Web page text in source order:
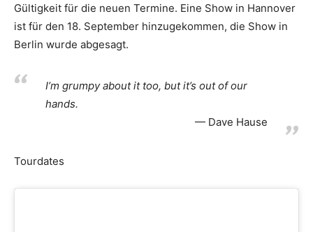
Gültigkeit für die neuen Termine. Eine Show in Hannover
ist für den 18. September hinzugekommen, die Show in
Berlin wurde abgesagt.
I’m grumpy about it too, but it’s out of our
hands.
Dave Hause
Tourdates